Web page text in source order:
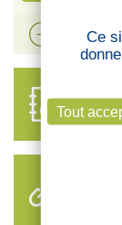
Voir plus
DES
Ce
Tout